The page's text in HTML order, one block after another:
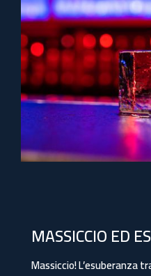
MASSICCIO ED
Massiccio! L’esuberanza